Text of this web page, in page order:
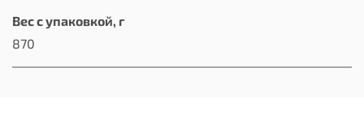
Вес с упаковкой, г
870